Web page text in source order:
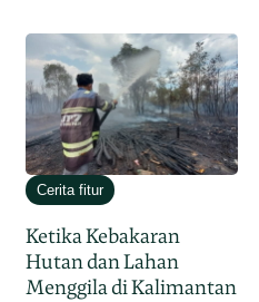
Cerita fitur
Ketika Kebakaran
Hutan dan Lahan
Menggila di Kalimantan